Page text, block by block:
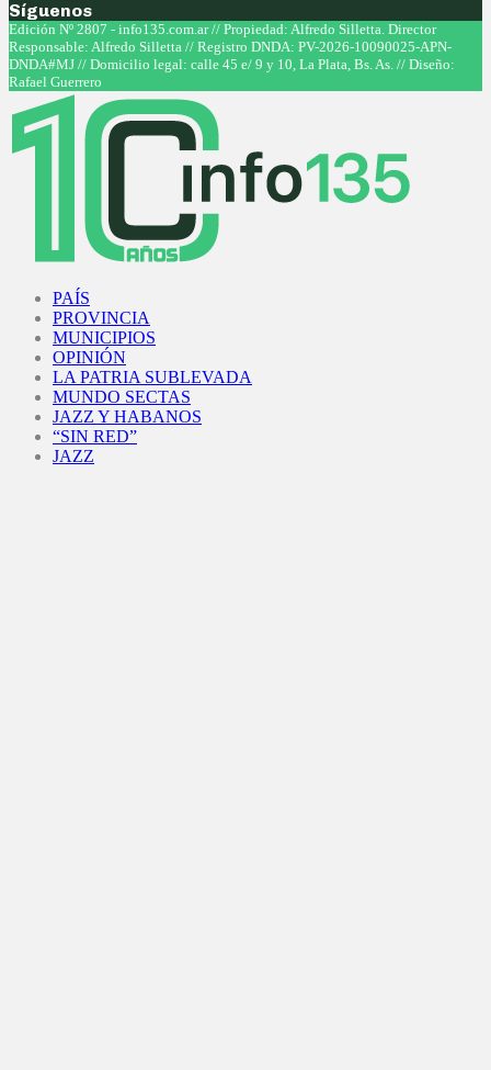
Síguenos
Facebook
Twitter
Instagram
Youtube
Edición Nº 2807 - info135.com.ar // Propiedad: Alfredo Silletta. Director
Responsable: Alfredo Silletta // Registro DNDA: PV-2026-10090025-APN-
DNDA#MJ // Domicilio legal: calle 45 e/ 9 y 10, La Plata, Bs. As. // Diseño:
Rafael Guerrero
PAÍS
PROVINCIA
MUNICIPIOS
OPINIÓN
LA PATRIA SUBLEVADA
MUNDO SECTAS
JAZZ Y HABANOS
“SIN RED”
JAZZ